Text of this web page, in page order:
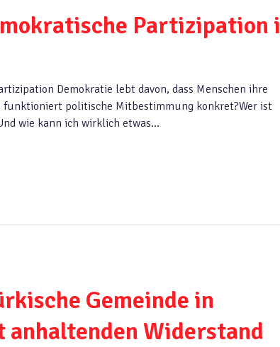
Partizipation
Demokratie lebt davon, dass Menschen ihre
funktioniert politische Mitbestimmung konkret?Wer ist
wie kann ich wirklich etwas…
Gemeinde in
Widerstand